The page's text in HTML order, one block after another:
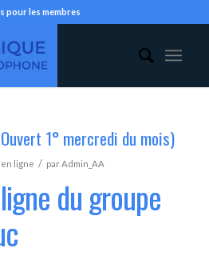
pour les membres
1° mercredi du mois)
ligne / parAdmin_AA
du groupe